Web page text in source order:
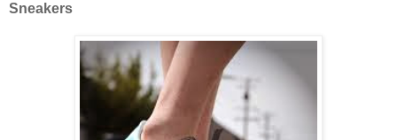
Sneakers